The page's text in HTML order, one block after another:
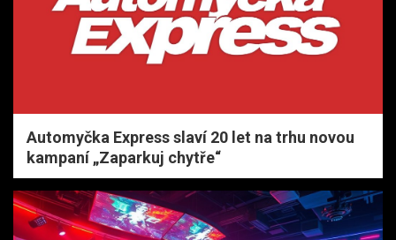
Automyčka Express slaví 20 let na trhu novou
kampaní „Zaparkuj chytře“